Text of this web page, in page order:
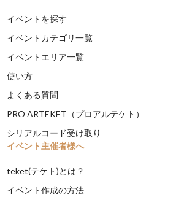
イベントを探す
イベントカテゴリ一覧
イベントエリア一覧
使い方
よくある質問
PRO ARTEKET（プロアルテケト）
シリアルコード受け取り
イベント主催者様へ
teket(テケト)とは？
イベント作成の方法